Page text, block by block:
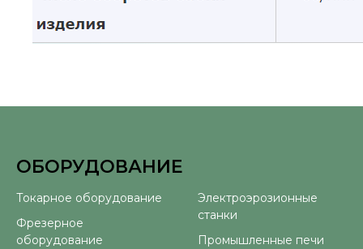
ОБОРУДОВАНИЕ
Токарное оборудование
Фрезерное
оборудование
Электроэрозионные
станки
Промышленные печи